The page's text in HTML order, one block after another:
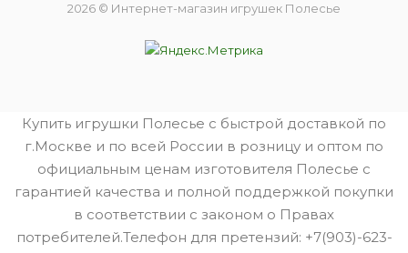
2026 © Интернет-магазин игрушек Полесье
Купить игрушки Полесье с быстрой доставкой по
г.Москве и по всей России в розницу и оптом по
официальным ценам изготовителя Полесье с
гарантией качества и полной поддержкой покупки
в соответствии с законом о Правах
потребителей.Телефон для претензий: +7(903)-623-